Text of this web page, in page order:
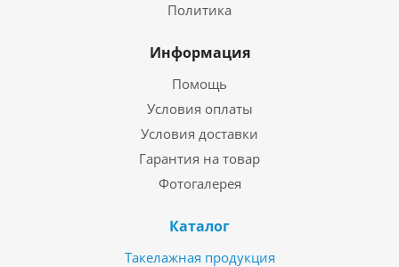
Политика
Информация
Помощь
Условия оплаты
Условия доставки
Гарантия на товар
Фотогалерея
Каталог
Такелажная продукция